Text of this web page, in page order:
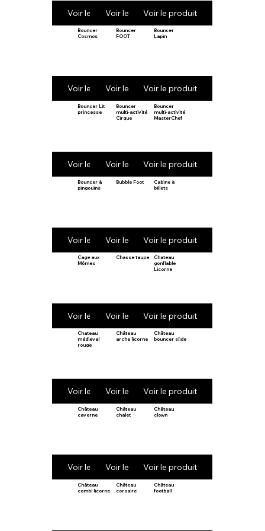
Voir le produitVoir le produitVoir le produit
Bouncer
Cosmos
Voir le produit
Bouncer
FOOT
Voir le produit
Bouncer
Lapin
Voir le produit
Bouncer Lit
princesse
Voir le produit
Bouncer
multi-activité
Cirque
Voir le produit
Bouncer
multi-activité
MasterChef
Voir le produit
Bouncer à
pingouins
Voir le produit
Bubble Foot
Voir le produit
Cabine à
billets
Voir le produit
Cage aux
Mômes
Voir le produit
Chasse taupe
Voir le produit
Chateau
gonflable
Licorne
Voir le produit
Chateau
médieval
rouge
Voir le produit
Château
arche licorne
Voir le produit
Château
bouncer slide
Voir le produit
Château
caverne
Voir le produit
Château
chalet
Voir le produit
Château
clown
Voir le produit
Château
combi licorne
Château
corsaire
Château
football